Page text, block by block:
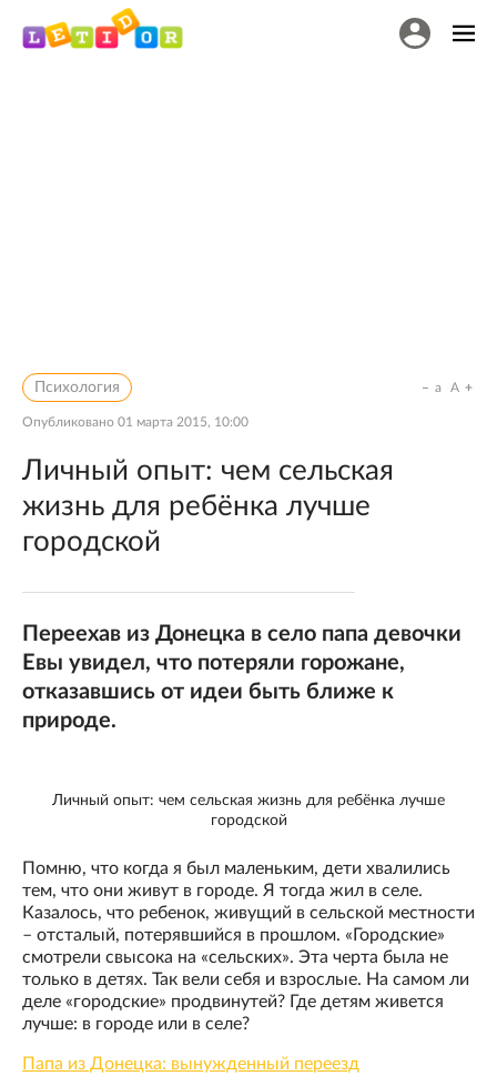
Психология
Опубликовано 01 марта 2015, 10:00
a A
Личный опыт: чем сельская
жизнь для ребёнка лучше
городской
Переехав из Донецка в село папа девочки
Евы увидел, что потеряли горожане,
отказавшись от идеи быть ближе к
природе.
Личный опыт: чем сельская жизнь для ребёнка лучше
городской
Помню, что когда я был маленьким, дети хвалились
тем, что они живут в городе. Я тогда жил в селе.
Казалось, что ребенок, живущий в сельской местности
– отсталый, потерявшийся в прошлом. «Городские»
смотрели свысока на «сельских». Эта черта была не
только в детях. Так вели себя и взрослые. На самом ли
деле «городские» продвинутей? Где детям живется
лучше: в городе или в селе?
Папа из Донецка: вынужденный переезд